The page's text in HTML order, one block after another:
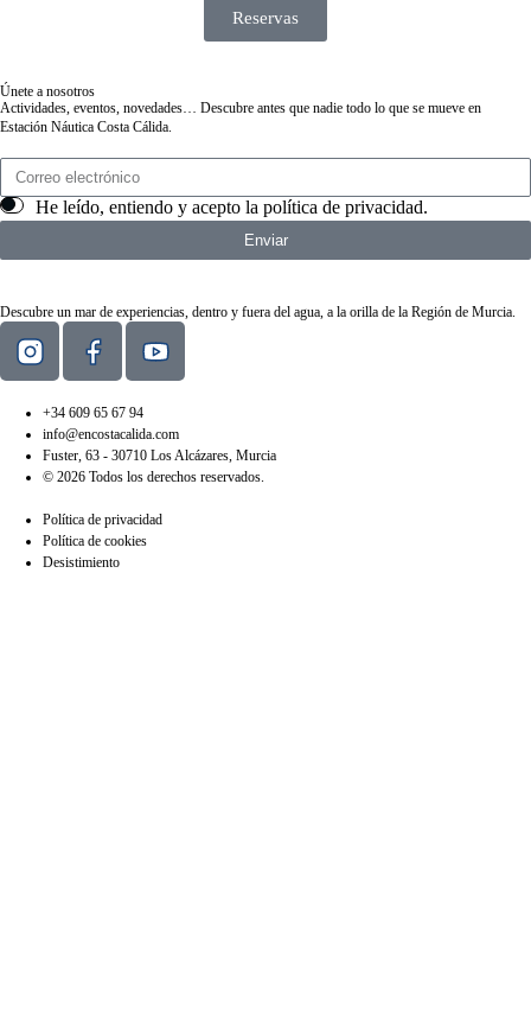
Reservas
Únete a nosotros
Actividades, eventos, novedades… Descubre antes que nadie todo lo que se mueve en
Estación Náutica Costa Cálida.
He leído, entiendo y acepto la política de privacidad.
Enviar
Descubre un mar de experiencias, dentro y fuera del agua, a la orilla de la Región de Murcia.
+34 609 65 67 94
info@encostacalida.com
Fuster, 63 - 30710 Los Alcázares, Murcia
© 2026 Todos los derechos reservados.
Política de privacidad
Política de cookies
Desistimiento